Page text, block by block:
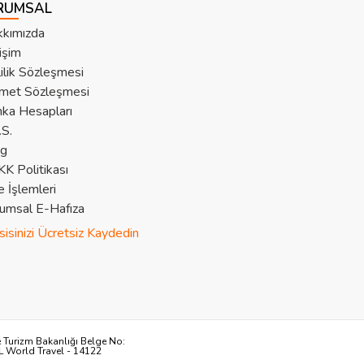
Sözleşmesi
Sözleşmesi
Hesapları
Politikası
İşlemleri
E-Hafıza
Ücretsiz Kaydedin
Turizm Bakanlığı Belge No:
World Travel - 14122